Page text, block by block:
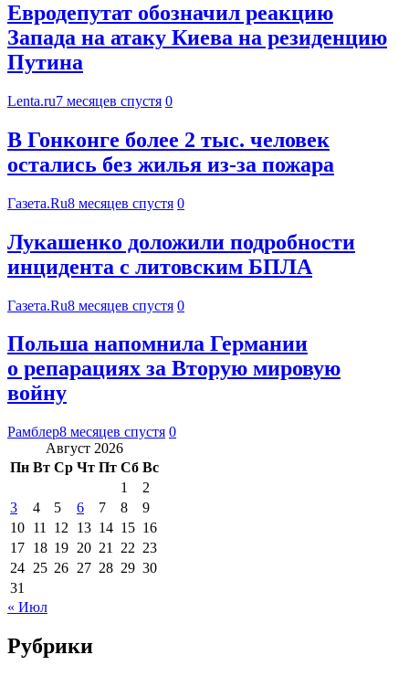
Евродепутат обозначил реакцию
Запада на атаку Киева на резиденцию
Путина
Lenta.ru7 месяцев спустя 0
В Гонконге более 2 тыс. человек
остались без жилья из-за пожара
Газета.Ru8 месяцев спустя 0
Лукашенко доложили подробности
инцидента с литовским БПЛА
Газета.Ru8 месяцев спустя 0
Польша напомнила Германии
о репарациях за Вторую мировую
войну
Рамблер8 месяцев спустя 0
Август 2026
Пн Вт Ср Чт Пт Сб Вс
1
2
3
4 5 6 7 8
9
10 11 12 13 14 15 16
17 18 19 20 21 22 23
24 25 26 27 28 29 30
31
« Июл
Рубрики